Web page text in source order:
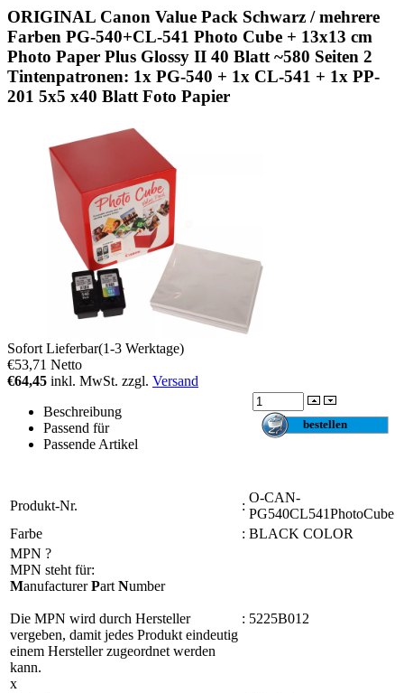
ORIGINAL Canon Value Pack Schwarz / mehrere
Farben PG-540+CL-541 Photo Cube + 13x13 cm
Photo Paper Plus Glossy II 40 Blatt ~580 Seiten 2
Tintenpatronen: 1x PG-540 + 1x CL-541 + 1x PP-
201 5x5 x40 Blatt Foto Papier
Sofort Lieferbar(1-3 Werktage)
€53,71 Netto
€64,45 inkl. MwSt. zzgl. Versand
Beschreibung
Passend für
Passende Artikel
Produkt-Nr. :
O-CAN-
PG540CL541PhotoCube
Farbe
: BLACK COLOR
MPN ?
MPN steht für:
ManufacturerPart Number
Die MPN wird durch Hersteller
vergeben, damit jedes Produkt eindeutig
einem Hersteller zugeordnet werden
kann.
x
: 5225B012